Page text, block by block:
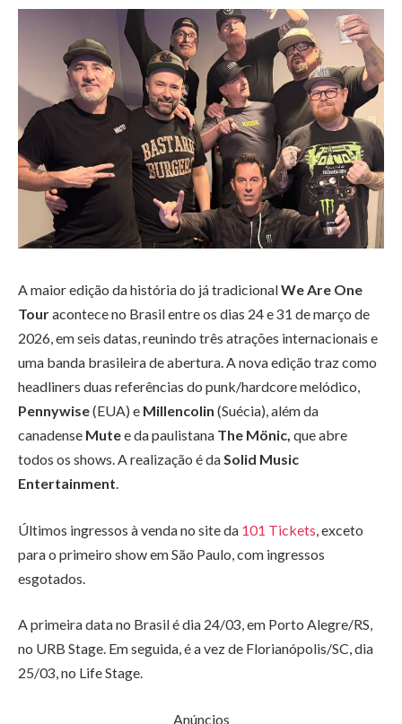
A maior edição da história do já tradicionalWe Are One
Touracontece no Brasil entre os dias 24 e 31 de março de
2026, em seis datas, reunindo três atrações internacionais e
uma banda brasileira de abertura. A nova edição traz como
headliners duas referências do punk/hardcore melódico,
Pennywise(EUA) e Millencolin (Suécia), além da
canadense Mutee da paulistana The Mönic, que abre
todos os shows. A realização é daSolid Music
Entertainment.
Últimos ingressos à venda no site da 101 Tickets , exceto
para o primeiro show em São Paulo, com ingressos
esgotados.
A primeira data no Brasil é dia 24/03, em Porto Alegre/RS,
no URB Stage. Em seguida, é a vez de Florianópolis/SC, dia
25/03, no Life Stage.
Anúncios